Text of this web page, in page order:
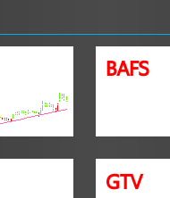
BAFS
GTV